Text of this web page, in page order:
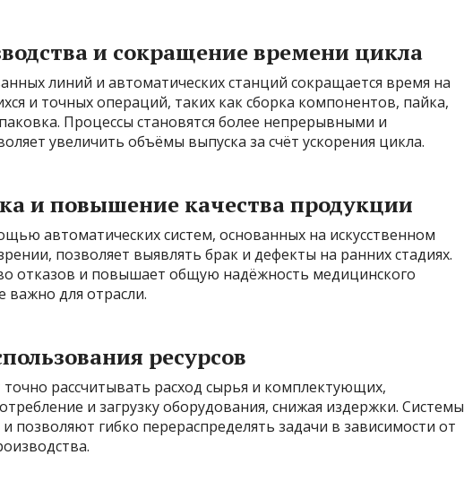
и сокращение времени цикла
линий и автоматических станций сокращается время на
и точных операций, таких как сборка компонентов, пайка,
Процессы становятся более непрерывными и
увеличить объёмы выпуска за счёт ускорения цикла.
и повышение качества продукции
автоматических систем, основанных на искусственном
позволяет выявлять брак и дефекты на ранних стадиях.
отказов и повышает общую надёжность медицинского
важно для отрасли.
ресурсов
рассчитывать расход сырья и комплектующих,
и загрузку оборудования, снижая издержки. Системы
позволяют гибко перераспределять задачи в зависимости от